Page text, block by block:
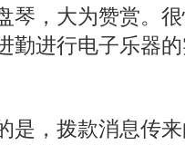
琴，大为赞赏。
勤进行电子乐器
是，拨款消息传